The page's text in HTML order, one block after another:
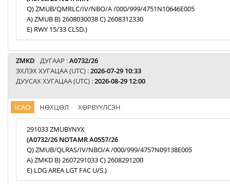
Q) ZMUB/QMRLC/IV/NBO/A /000/999/4751N10646E005
A) ZMUB B) 2608030038 C) 2608312330
E) RWY 15/33 CLSD.)
ZMKD ДУГААР :A0732/26
ЭХЛЭХ ХУГАЦАА (UTC) :2026-07-29 10:33
ДУУСАХ ХУГАЦАА (UTC) :2026-08-29 12:00
ICAO НӨХЦӨЛ ХӨРВҮҮЛСЭН
291033 ZMUBYNYX
(A0732/26 NOTAMR A0557/26
Q) ZMUB/QLRAS/IV/NBO/A /000/999/4757N09138E005
A) ZMKD B) 2607291033 C) 2608291200
E) LDG AREA LGT FAC U/S.)